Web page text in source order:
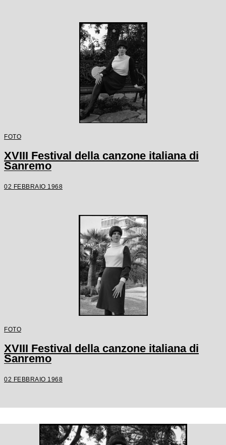
FOTO
XVIII Festival della canzone italiana di
Sanremo
02 FEBBRAIO 1968
FOTO
XVIII Festival della canzone italiana di
Sanremo
02 FEBBRAIO 1968